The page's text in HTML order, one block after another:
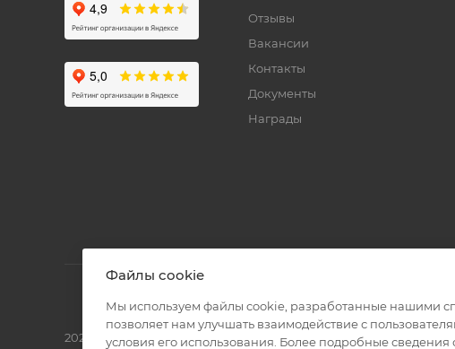
Отзывы
Вакансии
Контакты
Документы
Награды
2026 © Полиграф кит - интернет-магазин
Файлы cookie
Мы используем файлы cookie, разработанные нашими
позволяет нам улучшать взаимодействие с
условия его использования. Более подробные